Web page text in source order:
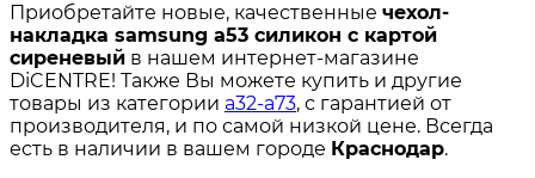
Приобретайте новые, качественные чехол-
накладка samsung a53 силикон с картой
сиреневый в нашем интернет-магазине
DiCENTRE! Также Вы можете купить и другие
товары из категории a32-a73, с гарантией от
производителя, и по самой низкой цене. Всегда
есть в наличии в вашем городе Краснодар.